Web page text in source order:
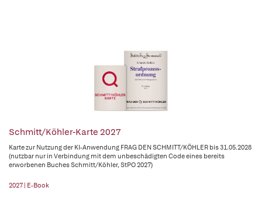
Schmitt/Köhler-Karte 2027
Karte zur Nutzung der KI-Anwendung FRAG DEN SCHMITT/KÖHLER bis 31.05.2028
(nutzbar nur in Verbindung mit dem unbeschädigten Code eines bereits
erworbenen Buches Schmitt/Köhler, StPO 2027)
2027 | E-Book